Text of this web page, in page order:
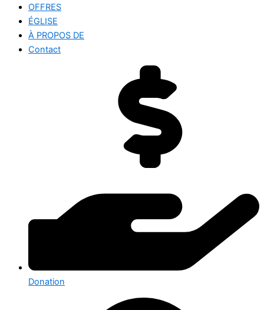
OFFRES
ÉGLISE
À PROPOS DE
Contact
Donation